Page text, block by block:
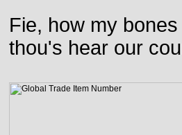
Fie, how my
thou's hear our